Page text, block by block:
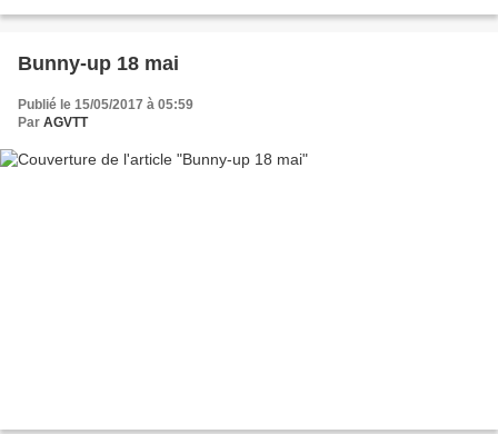
Bunny-up 18 mai
Publié le 15/05/2017 à 05:59
Par AGVTT